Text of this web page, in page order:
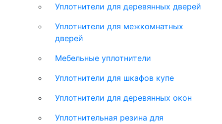
Уплотнители для деревянных дверей
Уплотнители для межкомнатных
дверей
Мебельные уплотнители
Уплотнители для шкафов купе
Уплотнители для деревянных окон
Уплотнительная резина для